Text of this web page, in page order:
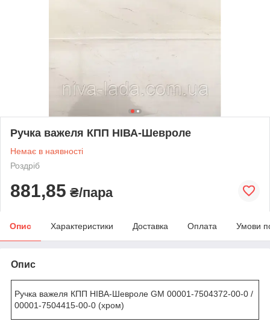
Ручка важеля КПП НІВА-Шевроле
Немає в наявності
Роздріб
881,85 ₴/пара
Опис Характеристики Доставка Оплата Умови
Опис
Ручка важеля КПП НІВА-Шевроле GM 00001-7504372-00-0 /
00001-7504415-00-0 (хром)